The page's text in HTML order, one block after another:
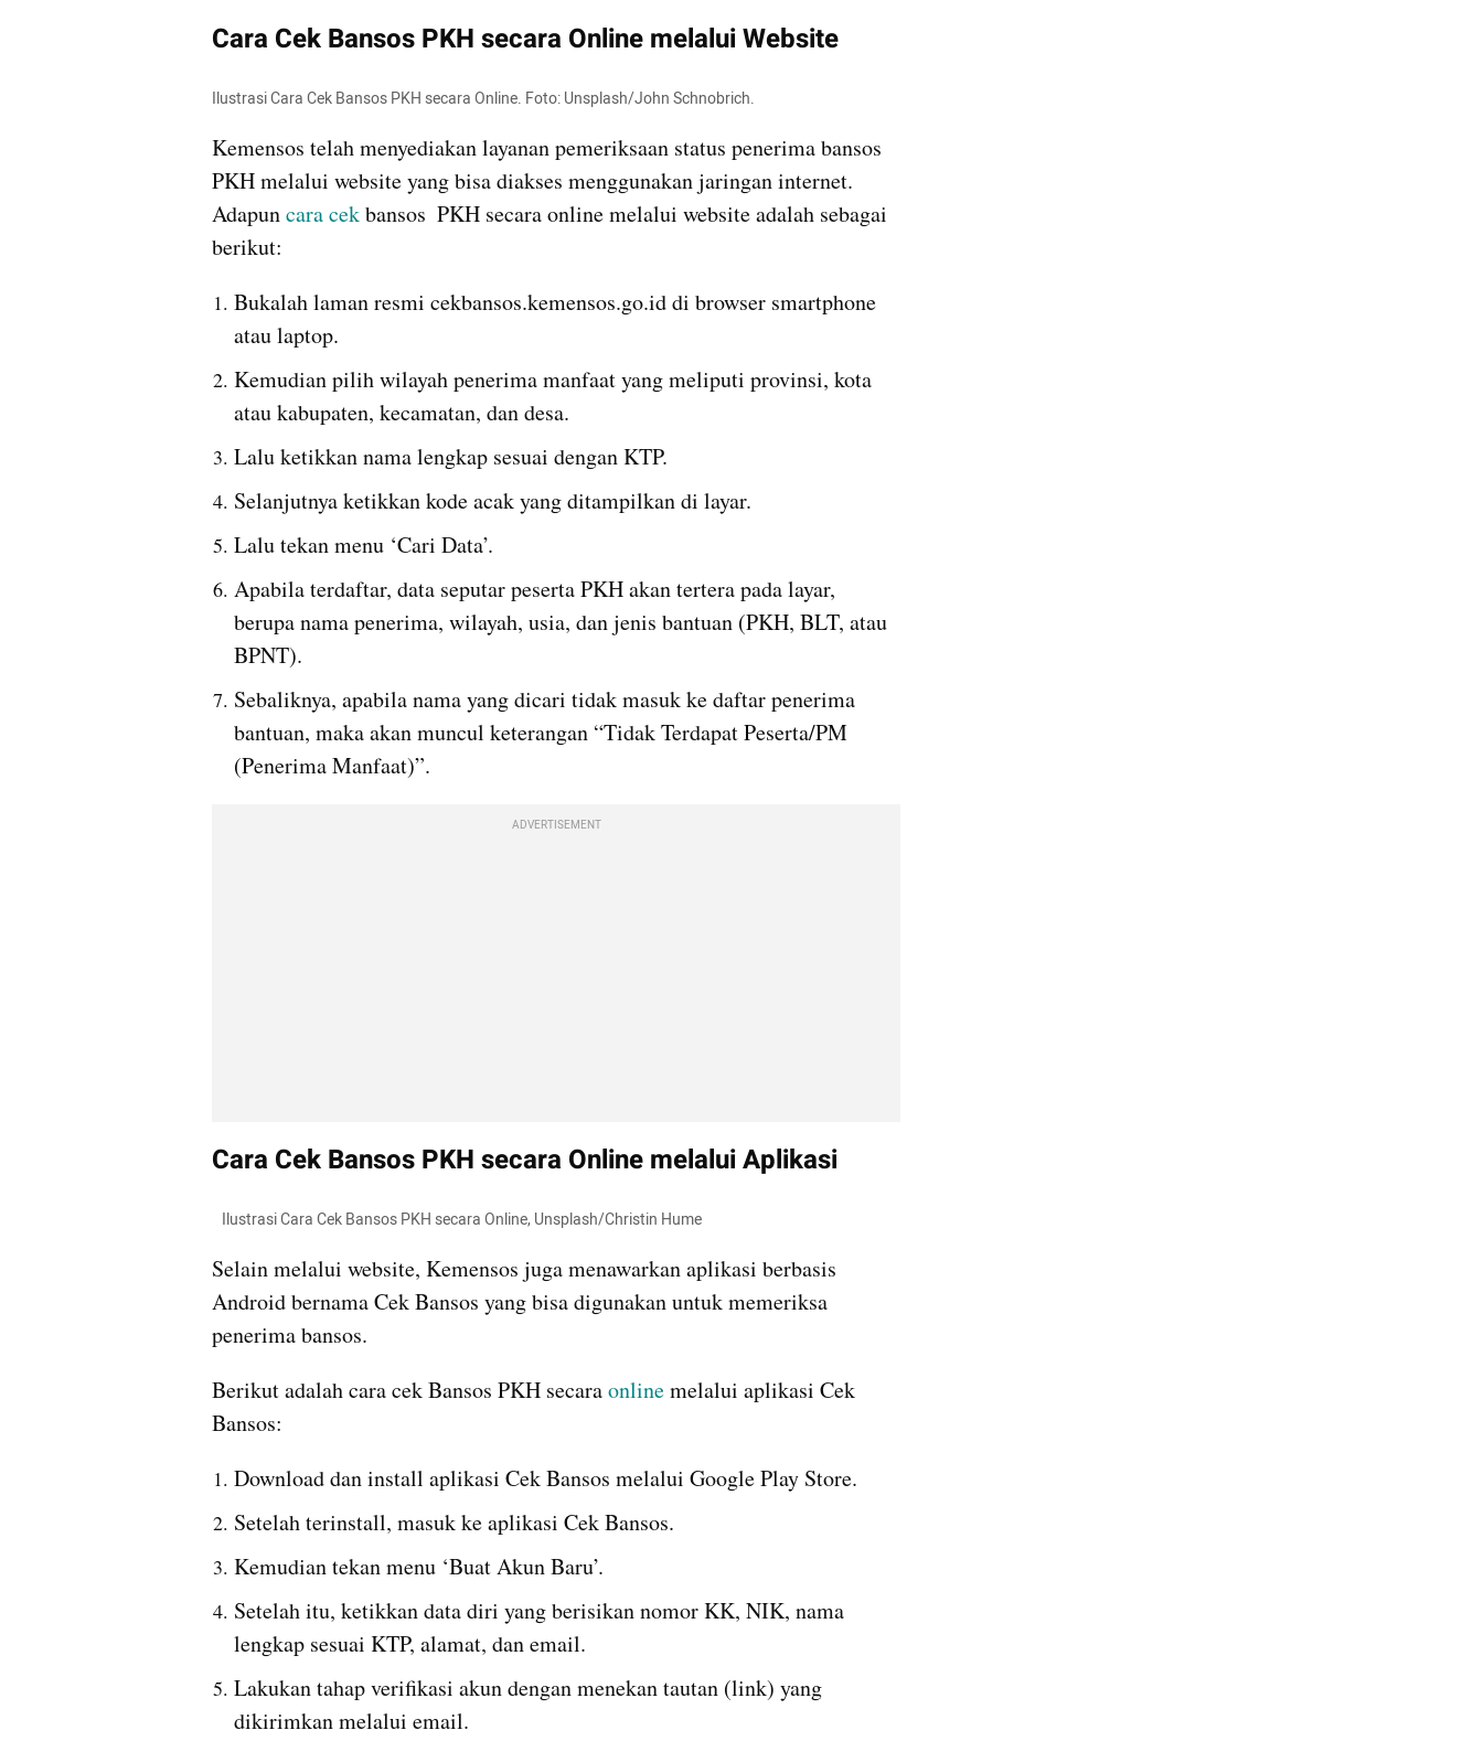
Cara Cek Bansos PKH secara Online melalui Website
Ilustrasi Cara Cek Bansos PKH secara Online. Foto: Unsplash/John Schnobrich.
Kemensos telah menyediakan layanan pemeriksaan status penerima bansos
PKH melalui website yang bisa diakses menggunakan jaringan internet.
Adapun cara cek bansos  PKH secara online melalui website adalah sebagai
berikut:
Bukalah laman resmi cekbansos.kemensos.go.id di browser smartphone
atau laptop.
Kemudian pilih wilayah penerima manfaat yang meliputi provinsi, kota
atau kabupaten, kecamatan, dan desa.
Lalu ketikkan nama lengkap sesuai dengan KTP.
Selanjutnya ketikkan kode acak yang ditampilkan di layar.
Lalu tekan menu ‘Cari Data’.
Apabila terdaftar, data seputar peserta PKH akan tertera pada layar,
berupa nama penerima, wilayah, usia, dan jenis bantuan (PKH, BLT, atau
BPNT).
Sebaliknya, apabila nama yang dicari tidak masuk ke daftar penerima
bantuan, maka akan muncul keterangan “Tidak Terdapat Peserta/PM
(Penerima Manfaat)”.
ADVERTISEMENT
Cara Cek Bansos PKH secara Online melalui Aplikasi
   Ilustrasi Cara Cek Bansos PKH secara Online, Unsplash/Christin Hume
Selain melalui website, Kemensos juga menawarkan aplikasi berbasis
Android bernama Cek Bansos yang bisa digunakan untuk memeriksa
penerima bansos.
Berikut adalah cara cek Bansos PKH secara online melalui aplikasi Cek
Bansos:
Download dan install aplikasi Cek Bansos melalui Google Play Store.
Setelah terinstall, masuk ke aplikasi Cek Bansos.
Kemudian tekan menu ‘Buat Akun Baru’.
Setelah itu, ketikkan data diri yang berisikan nomor KK, NIK, nama
lengkap sesuai KTP, alamat, dan email.
Lakukan tahap verifikasi akun dengan menekan tautan (link) yang
dikirimkan melalui email.